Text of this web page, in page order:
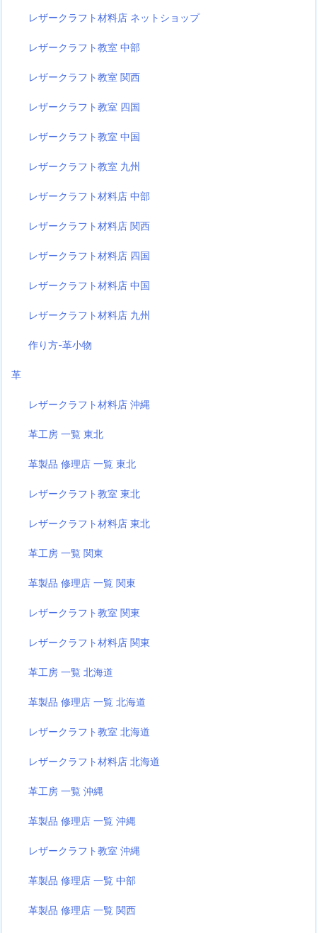
レザークラフト材料店 ネットショップ
レザークラフト教室 中部
レザークラフト教室 関西
レザークラフト教室 四国
レザークラフト教室 中国
レザークラフト教室 九州
レザークラフト材料店 中部
レザークラフト材料店 関西
レザークラフト材料店 四国
レザークラフト材料店 中国
レザークラフト材料店 九州
作り方-革小物
革
レザークラフト材料店 沖縄
革工房 一覧 東北
革製品 修理店 一覧 東北
レザークラフト教室 東北
レザークラフト材料店 東北
革工房 一覧 関東
革製品 修理店 一覧 関東
レザークラフト教室 関東
レザークラフト材料店 関東
革工房 一覧 北海道
革製品 修理店 一覧 北海道
レザークラフト教室 北海道
レザークラフト材料店 北海道
革工房 一覧 沖縄
革製品 修理店 一覧 沖縄
レザークラフト教室 沖縄
革製品 修理店 一覧 中部
革製品 修理店 一覧 関西